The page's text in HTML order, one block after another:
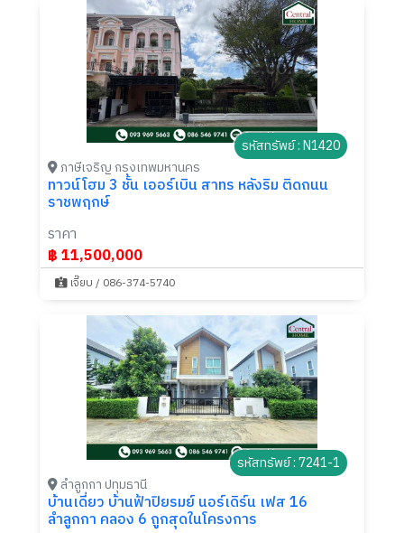
รหัสทรัพย์ : N1420
ภาษีเจริญ กรุงเทพมหานคร
ทาวน์โฮม 3 ชั้น เออร์เบิน สาทร หลังริม ติดถนน
ราชพฤกษ์
ราคา
฿ 11,500,000
เจี๊ยบ / 086-374-5740
รหัสทรัพย์ : 7241-1
ลำลูกกา ปทุมธานี
บ้านเดี่ยว บ้านฟ้าปิยรมย์ นอร์เดิร์น เฟส 16
ลำลูกกา คลอง 6 ถูกสุดในโครงการ